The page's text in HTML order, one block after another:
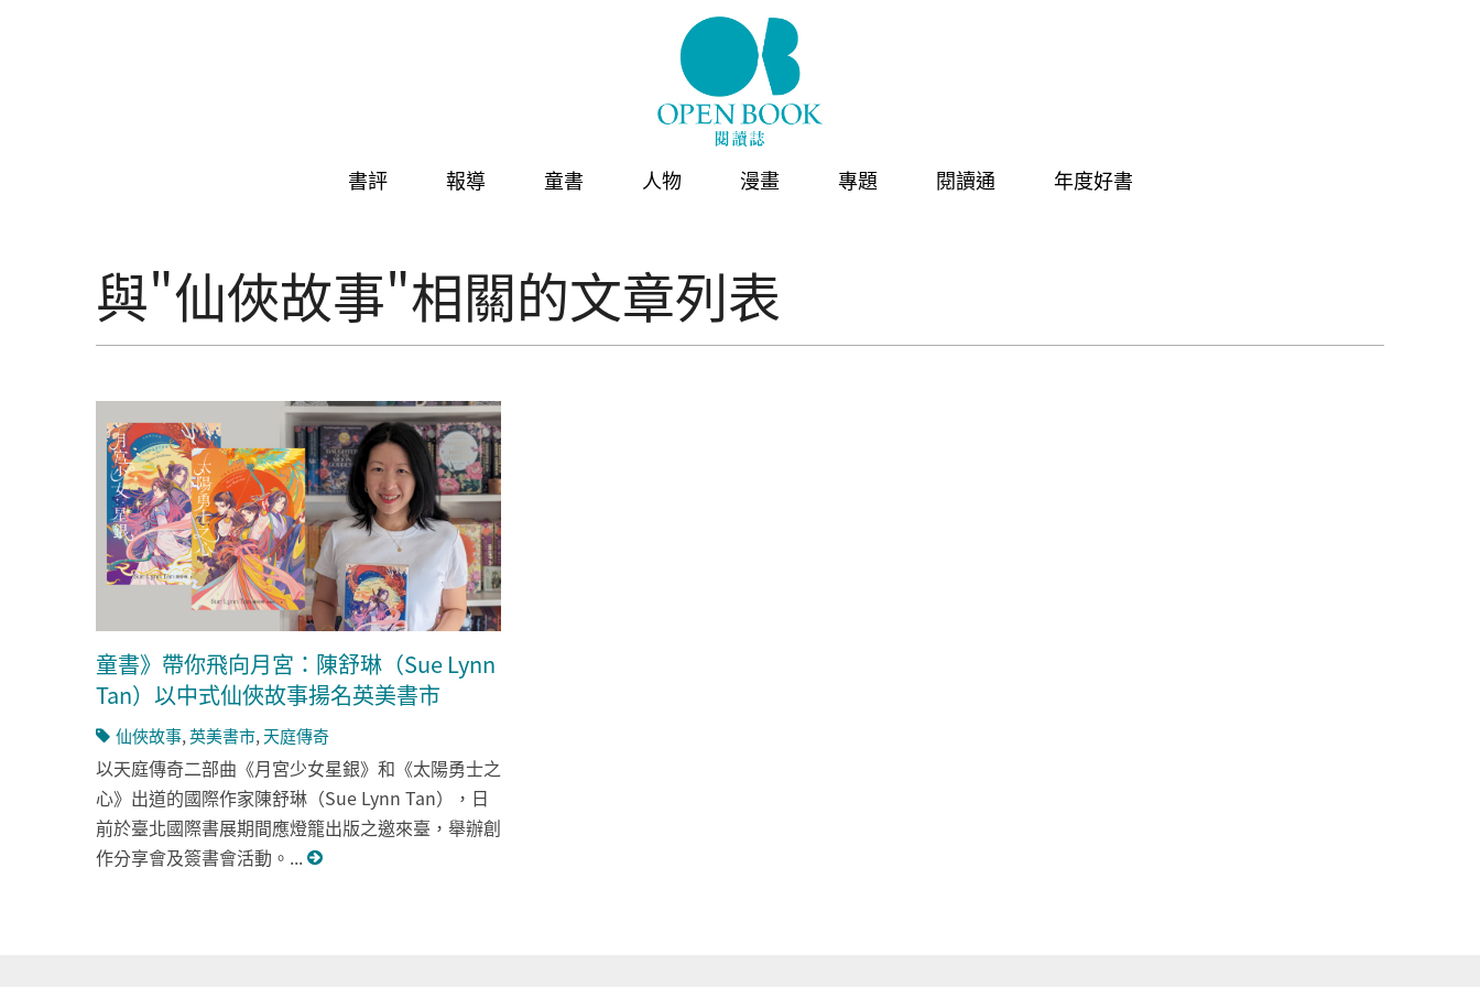
書評 報導 童書 人物 漫畫 專題 閱讀通 年度好書
與"仙俠故事"相關的文章列表
童書》帶你飛向月宮：陳舒琳（Sue Lynn
Tan）以中式仙俠故事揚名英美書市
仙俠故事,英美書市, 天庭傳奇
以天庭傳奇二部曲《月宮少女星銀》和《太陽勇士之
心》出道的國際作家陳舒琳（Sue Lynn Tan），日
前於臺北國際書展期間應燈籠出版之邀來臺，舉辦創
作分享會及簽書會活動。...